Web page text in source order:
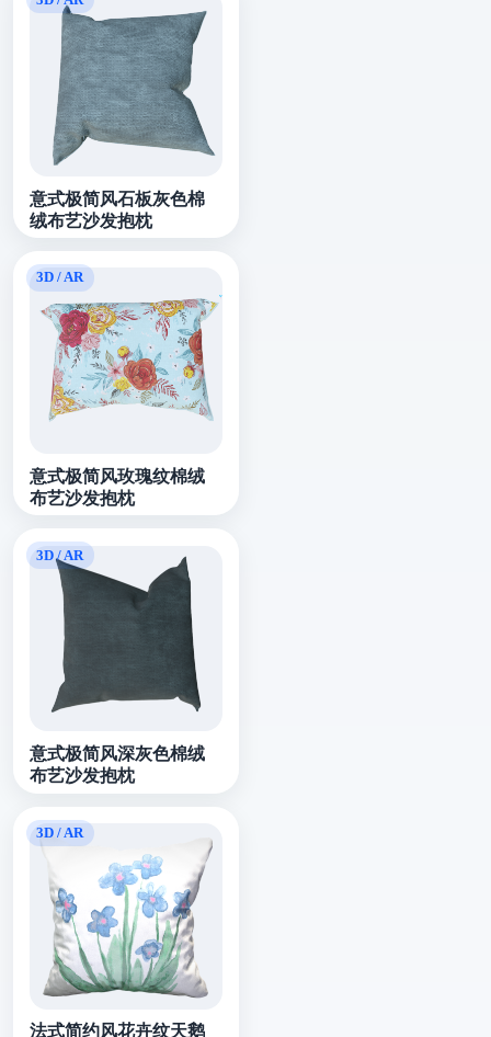
意式极简风石板灰色棉
绒布艺沙发抱枕
意式极简风玫瑰纹棉绒
布艺沙发抱枕
意式极简风深灰色棉绒
布艺沙发抱枕
法式简约风花卉纹天鹅